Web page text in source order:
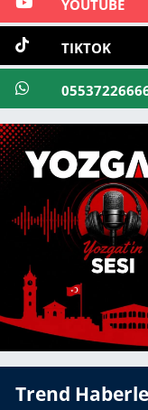
YOUTUBE
TIKTOK
Trend